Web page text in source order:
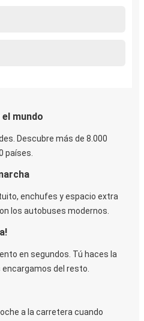
mundo
Descubre más de 8.000
países.
enchufes y espacio extra
los autobuses modernos.
en segundos. Tú haces la
del resto.
a la carretera cuando